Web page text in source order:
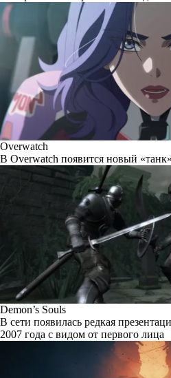
Overwatch
В Overwatch появится новый
Demon’s Souls
В сети появилась редкая
2007 года с видом от первого лица